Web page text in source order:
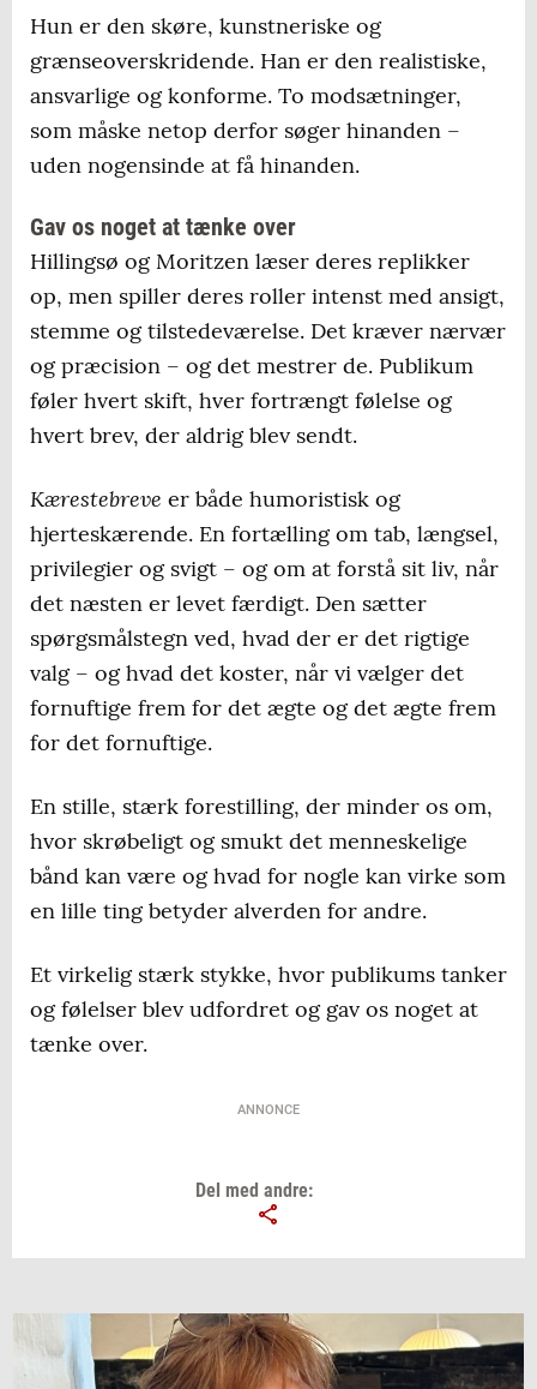
Hun er den skøre, kunstneriske og
grænseoverskridende. Han er den realistiske,
ansvarlige og konforme. To modsætninger,
som måske netop derfor søger hinanden –
uden nogensinde at få hinanden.
Gav os noget at tænke over
Hillingsø og Moritzen læser deres replikker
op, men spiller deres roller intenst med ansigt,
stemme og tilstedeværelse. Det kræver nærvær
og præcision – og det mestrer de. Publikum
føler hvert skift, hver fortrængt følelse og
hvert brev, der aldrig blev sendt.
Kærestebreve er både humoristisk og
hjerteskærende. En fortælling om tab, længsel,
privilegier og svigt – og om at forstå sit liv, når
det næsten er levet færdigt. Den sætter
spørgsmålstegn ved, hvad der er det rigtige
valg – og hvad det koster, når vi vælger det
fornuftige frem for det ægte og det ægte frem
for det fornuftige.
En stille, stærk forestilling, der minder os om,
hvor skrøbeligt og smukt det menneskelige
bånd kan være og hvad for nogle kan virke som
en lille ting betyder alverden for andre.
Et virkelig stærk stykke, hvor publikums tanker
og følelser blev udfordret og gav os noget at
tænke over.
ANNONCE
Del med andre: